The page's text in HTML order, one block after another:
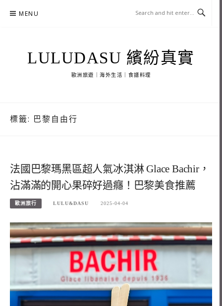
MENU
LULUDASU 繽紛真實
歐洲旅遊｜海外生活｜食譜料理
標籤: 巴黎自由行
法國巴黎瑪黑區超人氣冰淇淋 Glace Bachir，
沾滿滿的開心果碎好過癮！巴黎美食推薦
歐洲旅行 LULU&DASU 2025-04-04